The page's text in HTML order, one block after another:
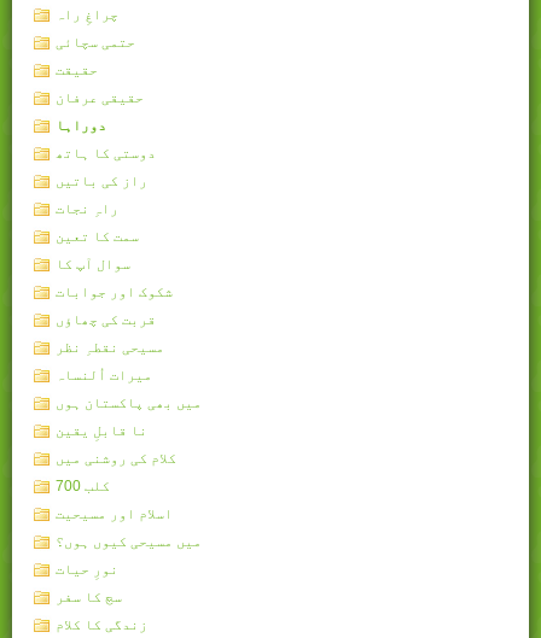
چراغِ راہ
حتمی سچائی
حقیقت
حقیقی عرفان
دوراہا
دوستی کا ہاتھ
راز کی باتیں
راہِ نجات
سمت کا تعین
سوال آپ کا
شکوک اور جوابات
قربت کی چھاؤں
مسیحی نقطہِ نظر
میرات اُلنساہ
میں بھی پاکستان ہوں
نا قابلِ یقین
کلام کی روشنی میں
کلب 700
اسلام اور مسیحیت
میں مسیحی کیوں ہوں؟
نورِ حیات
سچ کا سفر
زندگی کا کلام